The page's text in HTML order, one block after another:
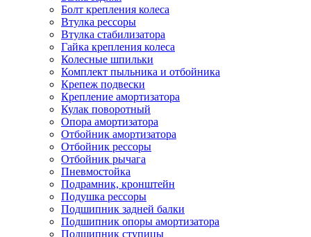
Болт крепления колеса
Втулка рессоры
Втулка стабилизатора
Гайка крепления колеса
Колесные шпильки
Комплект пыльника и отбойника
Крепеж подвески
Крепление амортизатора
Кулак поворотный
Опора амортизатора
Отбойник амортизатора
Отбойник рессоры
Отбойник рычага
Пневмостойка
Подрамник, кронштейн
Подушка рессоры
Подшипник задней балки
Подшипник опоры амортизатора
Подшипник ступицы